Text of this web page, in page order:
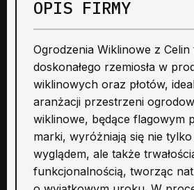
OPIS FIRMY
Ogrodzenia Wiklinowe z
doskonałego rzemiosła w
wiklinowych oraz płotów,
aranżacji przestrzeni
wiklinowe, będące flagowym
marki, wyróżniają się nie
wyglądem, ale także
funkcjonalnością, tworząc